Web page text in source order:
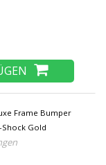
Frame Bumper
Shock Gold